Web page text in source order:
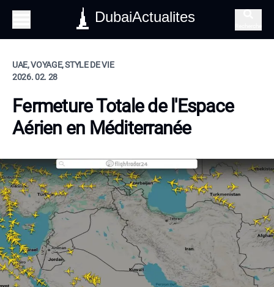
DubaiActualites
UAE, VOYAGE, STYLE DE VIE
2026. 02. 28
Fermeture Totale de l'Espace
Aérien en Méditerranée